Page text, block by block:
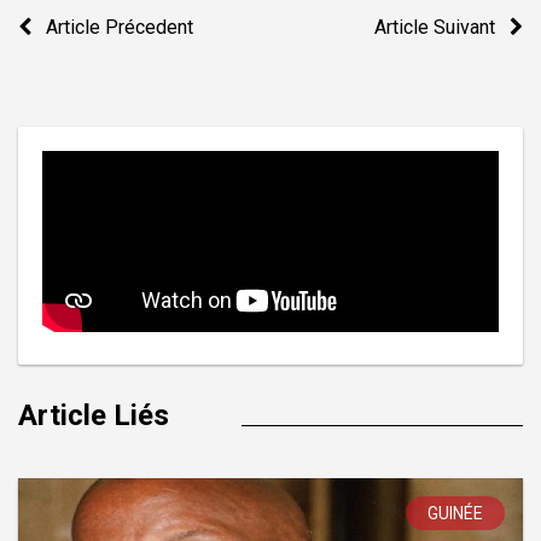
Navigation
Article Précedent Article Suivant
Article Liés
GUINÉE